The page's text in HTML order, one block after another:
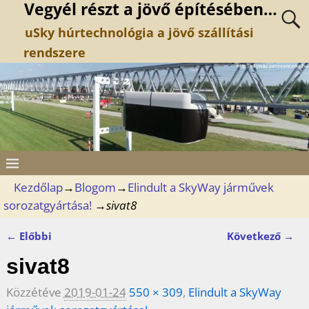
Vegyél részt a jövő építésében…
uSky húrtechnológia a jövő szállítási
rendszere
Kezdőlap→Blogom→Elindult a SkyWay járművek
sorozatgyártása! →sivat8
← Előbbi Következő →
sivat8
Közzétéve 2019-01-24 550 × 309, Elindult a SkyWay